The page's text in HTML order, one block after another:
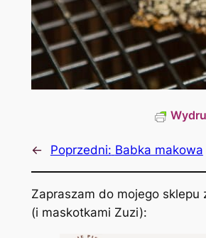
← Poprzedni: Babka makowa
Zapraszam do mojego sklepu
(i maskotkami Zuzi):